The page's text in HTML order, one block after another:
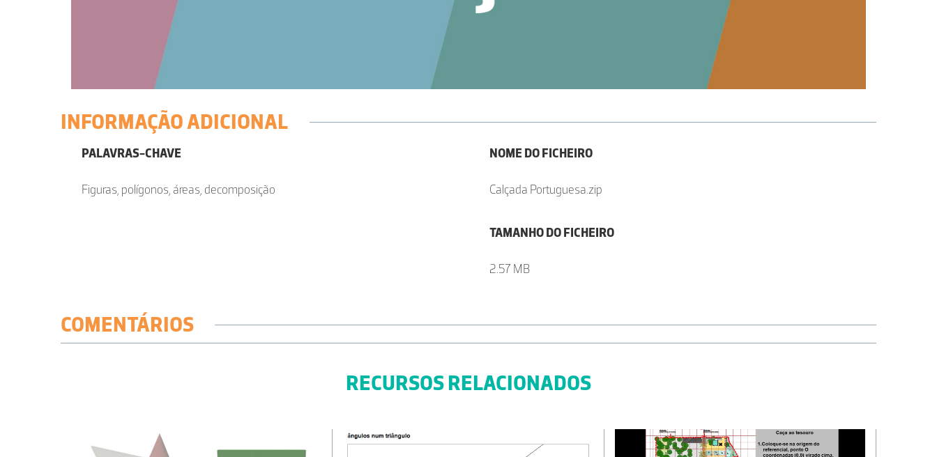
INFORMAÇÃO ADICIONAL
PALAVRAS-CHAVE
Figuras, polígonos, áreas, decomposição
NOME DO FICHEIRO
Calçada Portuguesa.zip
TAMANHO DO FICHEIRO
2.57 MB
COMENTÁRIOS
RECURSOS RELACIONADOS